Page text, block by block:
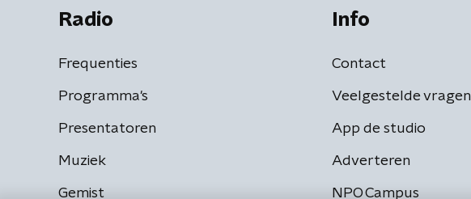
Radio
Frequenties
Programma's
Presentatoren
Muziek
Gemist
Info
Contact
Veelgestelde vragen
App de studio
Adverteren
NPO Campus